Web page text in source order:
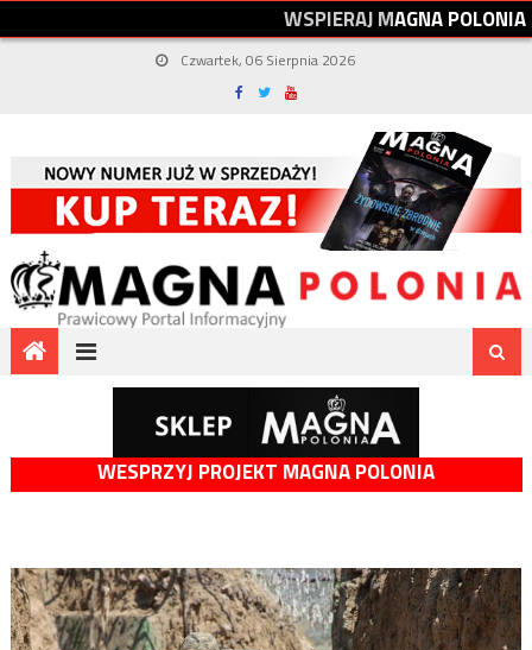
WSPIERAJMAGNAPOLONIA
Czwartek, 06 Sierpnia 2026
WESPRZYJ PROJEKT MAGNA POLONIA